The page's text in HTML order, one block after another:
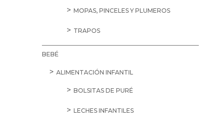
MOPAS, PINCELES Y PLUMEROS
TRAPOS
BEBÉ
ALIMENTACIÓN INFANTIL
BOLSITAS DE PURÉ
LECHES INFANTILES